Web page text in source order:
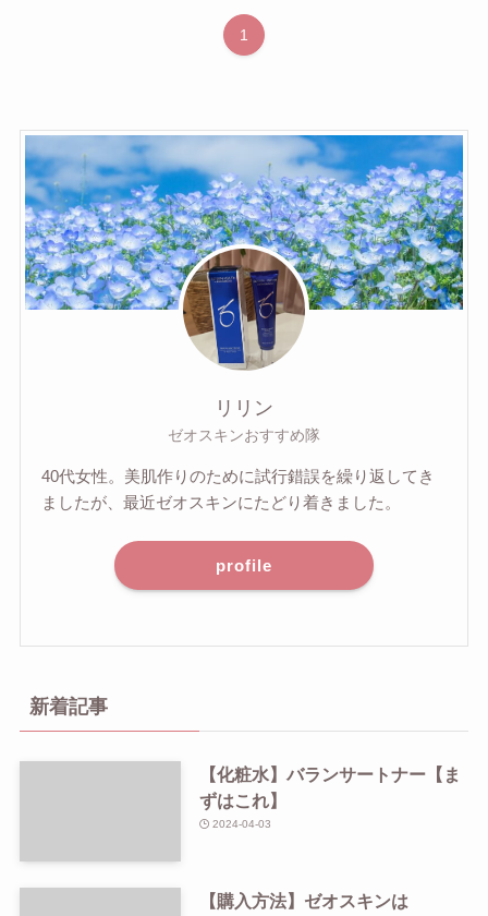
1
リリン
ゼオスキンおすすめ隊
40代女性。美肌作りのために試行錯誤を繰り返してき
ましたが、最近ゼオスキンにたどり着きました。
profile
新着記事
【化粧水】バランサートナー【ま
ずはこれ】
2024-04-03
【購入方法】ゼオスキンは